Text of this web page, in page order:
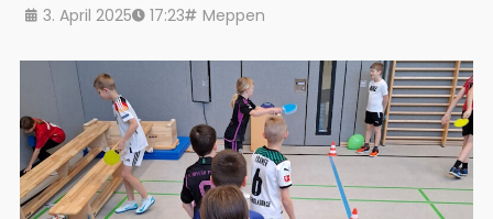
3. April 2025 17:23 Meppen